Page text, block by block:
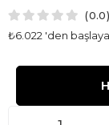
0.0
₺6.022 'den